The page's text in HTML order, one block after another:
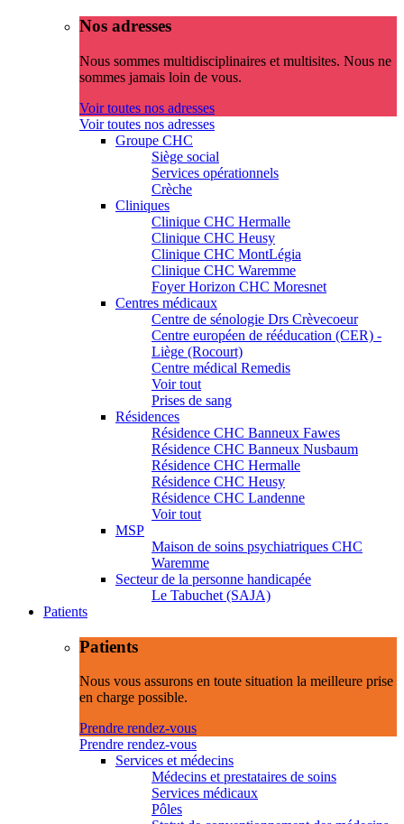
Nos adresses
Nous sommes multidisciplinaires et multisites. Nous ne
sommes jamais loin de vous.
Voir toutes nos adresses
Voir toutes nos adresses
Groupe CHC
Siège social
Services opérationnels
Crèche
Cliniques
Clinique CHC Hermalle
Clinique CHC Heusy
Clinique CHC MontLégia
Clinique CHC Waremme
Foyer Horizon CHC Moresnet
Centres médicaux
Centre de sénologie Drs Crèvecoeur
Centre européen de rééducation (CER) -
Liège (Rocourt)
Centre médical Remedis
Voir tout
Prises de sang
Résidences
Résidence CHC Banneux Fawes
Résidence CHC Banneux Nusbaum
Résidence CHC Hermalle
Résidence CHC Heusy
Résidence CHC Landenne
Voir tout
MSP
Maison de soins psychiatriques CHC
Waremme
Secteur de la personne handicapée
Le Tabuchet (SAJA)
Patients
Patients
Nous vous assurons en toute situation la meilleure prise
en charge possible.
Prendre rendez-vous
Prendre rendez-vous
Services et médecins
Médecins et prestataires de soins
Services médicaux
Pôles